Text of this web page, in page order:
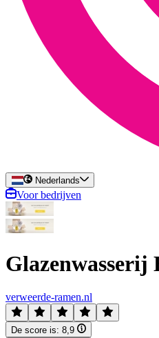
Nederlands
Voor bedrijven
Glazenwasserij
verweerde-ramen.nl
De score is: 8,9